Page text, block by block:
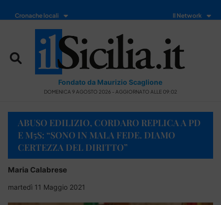
Cronache locali Il Network
Fondato da Maurizio Scaglione
DOMENICA 9 AGOSTO 2026 - AGGIORNATO ALLE 09:02
ABUSO EDILIZIO, CORDARO REPLICA A PD
E M5S: “SONO IN MALA FEDE. DIAMO
CERTEZZA DEL DIRITTO”
Maria Calabrese
martedì 11 Maggio 2021